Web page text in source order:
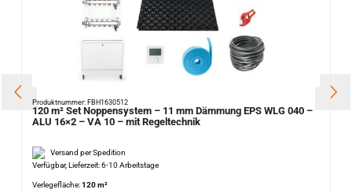
Produktnummer: FBH1630512
120 m² Set Noppensystem – 11 mm Dämmung EPS WLG 040 –
ALU 16×2 – VA 10 – mit Regeltechnik
Versand per Spedition
Verfügbar, Lieferzeit: 6-10 Arbeitstage
Verlegefläche:120 m²